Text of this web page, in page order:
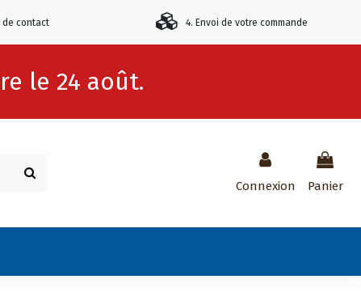
de contact 4. Envoi de votre commande
le 24 août.
Connexion Panier